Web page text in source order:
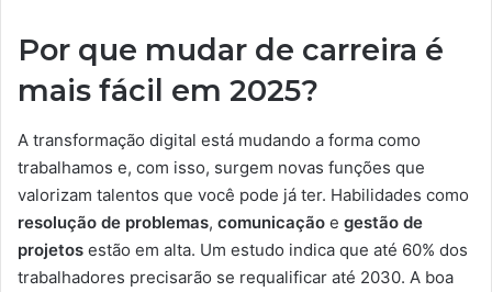
Por que mudar de carreira é
mais fácil em 2025?
A transformação digital está mudando a forma como
trabalhamos e, com isso, surgem novas funções que
valorizam talentos que você pode já ter. Habilidades como
resolução de problemas, comunicação e gestão de
projetos estão em alta. Um estudo indica que até 60% dos
trabalhadores precisarão se requalificar até 2030. A boa